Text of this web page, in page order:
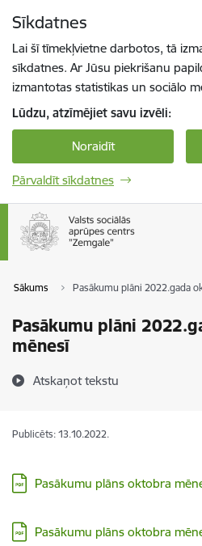
Sīkdatnes
Lai šī tīmekļvietne darbotos, tā
sīkdatnes. Ar Jūsu piekrišanu
izmantotas statistikas un sociālo
Lūdzu, atzīmējiet savu izvēli:
Noraidīt
Pārvaldīt sīkdatnes
Sākums Pasākumu plāni 2022.gada
Pasākumu plāni
mēnesī
Atskaņot tekstu
Publicēts: 13.10.2022.
Lejupielādēt:
Pasākumu plāns oktobra
Lejupielādēt:
Pasākumu plāns oktobra